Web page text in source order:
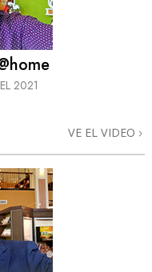
2021
VE EL VIDEO